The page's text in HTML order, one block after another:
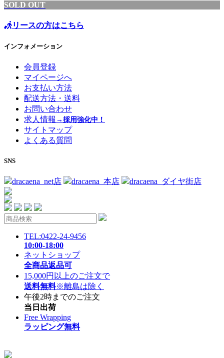
SOLD OUT
リースの方はこちら
インフォメーション
会員登録
マイページへ
お支払い方法
配送方法・送料
お問い合わせ
求人情報 →採用強化中！
サイトマップ
よくある質問
SNS
dracaena_net店 dracaena_本店 dracaena_ダイヤ街店
TEL:0422-24-9456
10:00-18:00
ネットショップ
全商品返品可
15,000円以上のご注文で
送料無料※離島は除く
午後2時までのご注文
当日出荷
Free Wrapping
ラッピング無料